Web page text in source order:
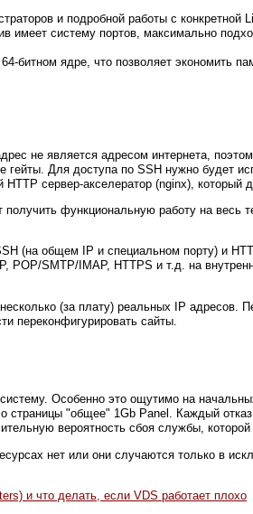
и подробной работы с конкретной
имеет систему портов, максимально
ядре, что позволяет экономить
не является адресом интернета,
Для доступа по SSH нужно будет
сервер-акселератор (nginx), который
функциональную работу на весь
(на общем IP и специальном порту) и
POP/SMTP/IMAP, HTTPS и т.д. на
(за плату) реальных IP адресов.
переконфигурировать сайты.
Особенно это ощутимо на
страницы "общее" 1Gb Panel. Каждый
вероятность сбоя службы,
нет или они случаются только в
и что делать, если VDS работает плохо